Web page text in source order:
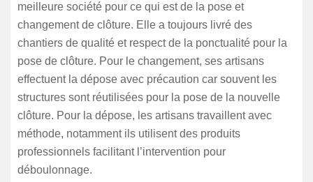
meilleure société pour ce qui est de la pose et
changement de clôture. Elle a toujours livré des
chantiers de qualité et respect de la ponctualité pour la
pose de clôture. Pour le changement, ses artisans
effectuent la dépose avec précaution car souvent les
structures sont réutilisées pour la pose de la nouvelle
clôture. Pour la dépose, les artisans travaillent avec
méthode, notamment ils utilisent des produits
professionnels facilitant l’intervention pour
déboulonnage.